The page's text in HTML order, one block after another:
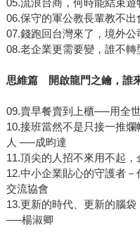
05.流浪台商，何時能結束
06.保守的軍公教長輩教不
07.錢跑回台灣來了，境外
08.老企業更需要變，誰不
思維篇 開啟龍門之鑰，誰
09.賣早餐賣到上櫃──用全
10.接班當然不是只接一推
人 ──成昀達
11.頂尖的人招不來用不起
12.中小企業貼心的守護者
交流協會
13.更新的時代、更新的腦
──楊淑卿